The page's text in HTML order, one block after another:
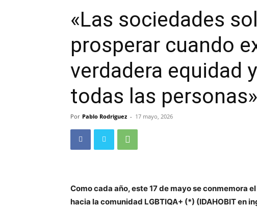
«Las sociedades
prosperar cuando
verdadera equidad
todas las personas»
Por Pablo Rodriguez - 17 mayo, 2026
Como cada año, este 17 de mayo se conmemora
hacia la comunidad LGBTIQA+ (*) (IDAHOBIT en